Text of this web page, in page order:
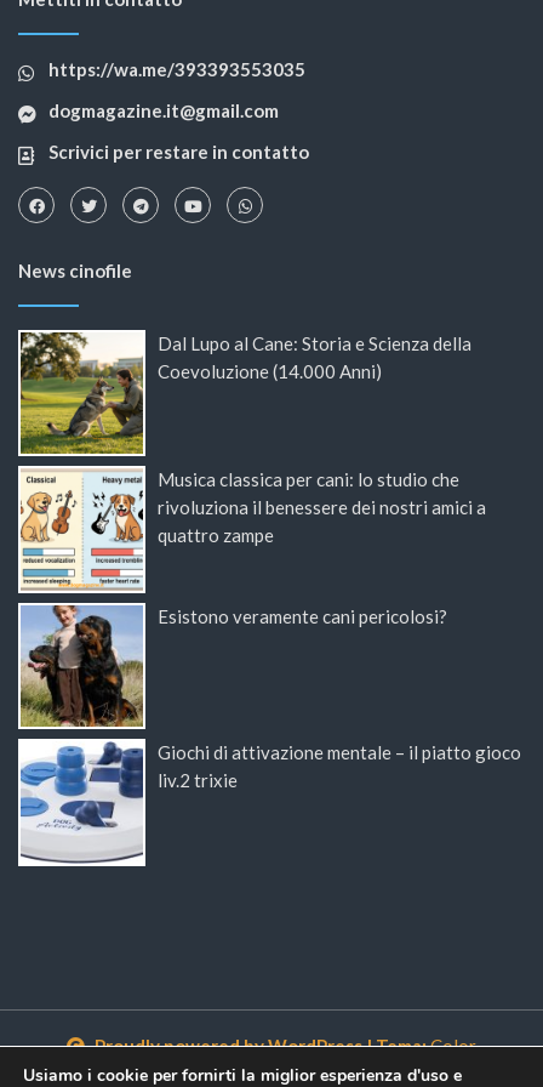
https://wa.me/393393553035
dogmagazine.it@gmail.com
Scrivici per restare in contatto
News cinofile
Dal Lupo al Cane: Storia e Scienza della
Coevoluzione (14.000 Anni)
Musica classica per cani: lo studio che
rivoluziona il benessere dei nostri amici a
quattro zampe
Esistono veramente cani pericolosi?
Giochi di attivazione mentale – il piatto gioco
liv.2 trixie
Proudly powered by WordPress|Tema:Color
NewsMagazine WordPress ThemediPostmagthemes
Usiamo i cookie per fornirti la miglior esperienza d'uso e